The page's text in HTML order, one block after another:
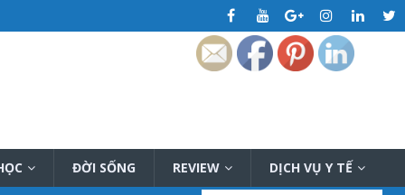
ĐỜI SỐNG REVIEW DỊCH VỤ Y TẾ